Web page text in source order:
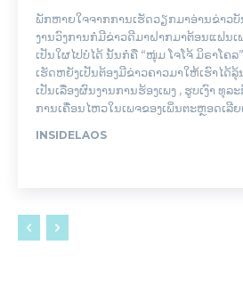
ພັກຫາຍໃຈຈາກການເຮັດວຽກມາອ່ານຂ່າວບັ
ງານວົງການກໍ່ມີຂ່າວດີມາຝາກມາຕ້ອນແຟນເ
ເປັນໃຜໄປບໍ່ໄດ້ ນັ້ນກໍ່ຄື “ໜຸ່ມ ໂຈໂຈ້ ມິຣາໂຄລ
ເຮັດຫຍັງເປັນຕ້ອງມີຂ່າວຄາວມາໃຫ້ເຮົາໄດ້
ເປັນເລື່ອງຜົນງານການຮ້ອງເພງ , ຮູບເງົາ ທຸລ
ການເຄື່ອນໄຫວໃນເພຈຂອງເພິ່ນຕະຫຼອດເລີ
INSIDELAOS